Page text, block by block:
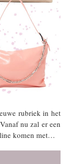
rubriek in het
nu zal er een
komen met…